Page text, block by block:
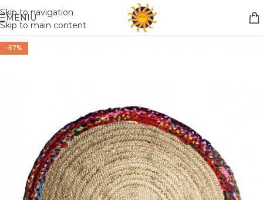
Skip to navigation
Skip to main content
Nemokamas pristatymas į paštomatą apsiperkant už 30€!!
MENIU
-67%